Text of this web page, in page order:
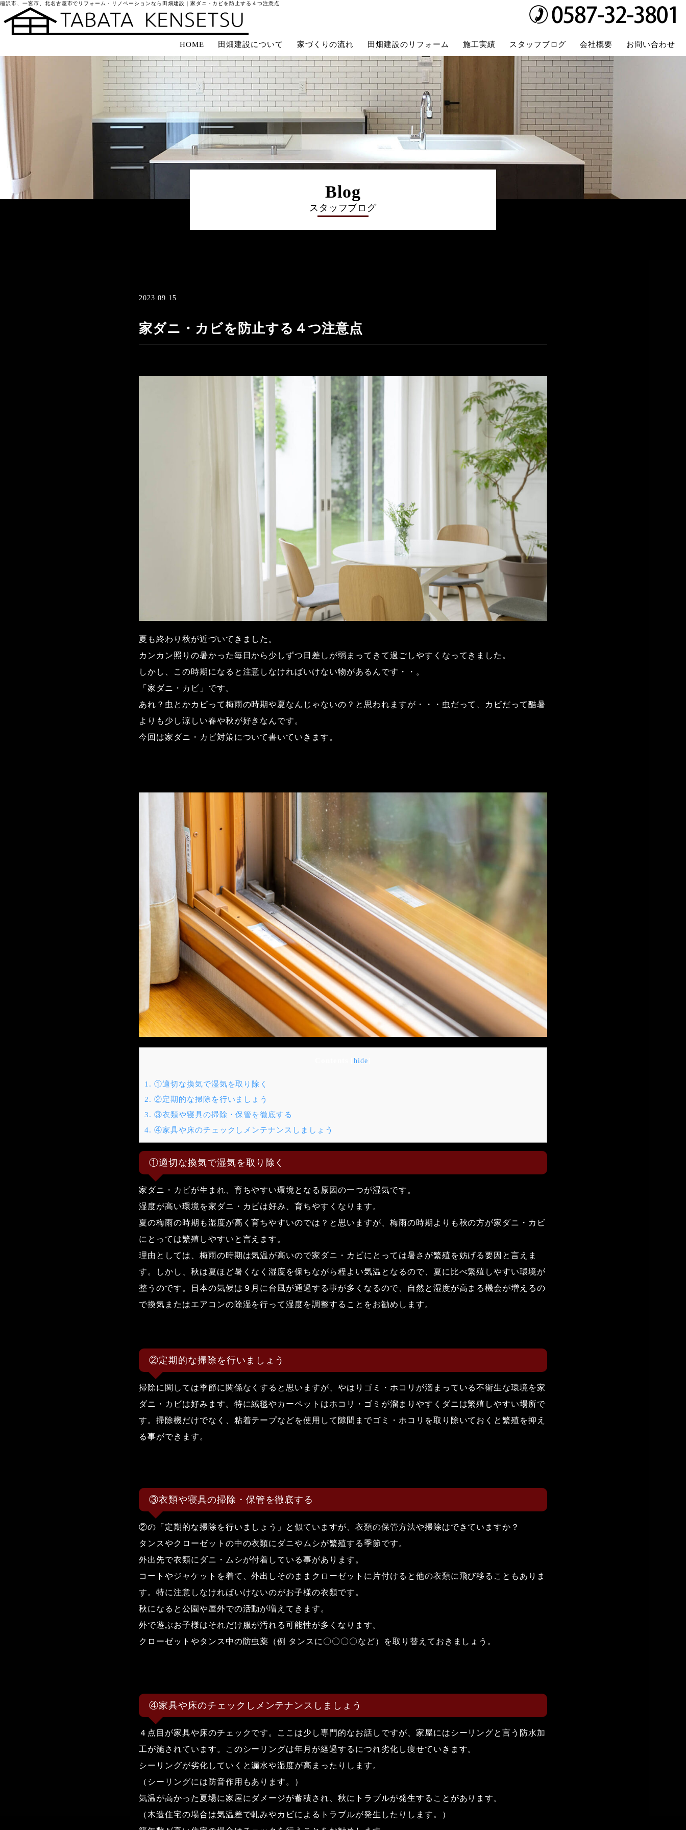
稲沢市、一宮市、北名古屋市でリフォーム・リノベーションなら田畑建設｜家ダニ・カビを防止する４つ注意点
HOME 田畑建設について 家づくりの流れ 田畑建設のリフォーム 施工実績 スタッフブログ 会社概要 お問い合わせ
Blog
スタッフブログ
2023.09.15
家ダニ・カビを防止する４つ注意点
夏も終わり秋が近づいてきました。
カンカン照りの暑かった毎日から少しずつ日差しが弱まってきて過ごしやすくなってきました。
しかし、この時期になると注意しなければいけない物があるんです・・。
「家ダニ・カビ」です。
あれ？虫とかカビって梅雨の時期や夏なんじゃないの？と思われますが・・・虫だって、カビだって酷暑
よりも少し涼しい春や秋が好きなんです。
今回は家ダニ・カビ対策について書いていきます。
[hide
1. ①適切な換気で湿気を取り除く
2. ②定期的な掃除を行いましょう
3. ③衣類や寝具の掃除・保管を徹底する
4. ④家具や床のチェックしメンテナンスしましょう
①適切な換気で湿気を取り除く
家ダニ・カビが生まれ、育ちやすい環境となる原因の一つが湿気です。
湿度が高い環境を家ダニ・カビは好み、育ちやすくなります。
夏の梅雨の時期も湿度が高く育ちやすいのでは？と思いますが、梅雨の時期よりも秋の方が家ダニ・カビ
にとっては繁殖しやすいと言えます。
理由としては、梅雨の時期は気温が高いので家ダニ・カビにとっては暑さが繁殖を妨げる要因と言えま
す。しかし、秋は夏ほど暑くなく湿度を保ちながら程よい気温となるので、夏に比べ繁殖しやすい環境が
整うのです。日本の気候は９月に台風が通過する事が多くなるので、自然と湿度が高まる機会が増えるの
で換気またはエアコンの除湿を行って湿度を調整することをお勧めします。
②定期的な掃除を行いましょう
掃除に関しては季節に関係なくすると思いますが、やはりゴミ・ホコリが溜まっている不衛生な環境を家
ダニ・カビは好みます。特に絨毯やカーペットはホコリ・ゴミが溜まりやすくダニは繁殖しやすい場所で
す。掃除機だけでなく、粘着テープなどを使用して隙間までゴミ・ホコリを取り除いておくと繁殖を抑え
る事ができます。
③衣類や寝具の掃除・保管を徹底する
②の「定期的な掃除を行いましょう」と似ていますが、衣類の保管方法や掃除はできていますか？
タンスやクローゼットの中の衣類にダニやムシが繁殖する季節です。
外出先で衣類にダニ・ムシが付着している事があります。
コートやジャケットを着て、外出しそのままクローゼットに片付けると他の衣類に飛び移ることもありま
す。特に注意しなければいけないのがお子様の衣類です。
秋になると公園や屋外での活動が増えてきます。
外で遊ぶお子様はそれだけ服が汚れる可能性が多くなります。
クローゼットやタンス中の防虫薬（例 タンスに〇〇〇〇など）を取り替えておきましょう。
④家具や床のチェックしメンテナンスしましょう
４点目が家具や床のチェックです。ここは少し専門的なお話しですが、家屋にはシーリングと言う防水加
工が施されています。このシーリングは年月が経過するにつれ劣化し痩せていきます。
シーリングが劣化していくと漏水や湿度が高まったりします。
（シーリングには防音作用もあります。）
気温が高かった夏場に家屋にダメージが蓄積され、秋にトラブルが発生することがあります。
（木造住宅の場合は気温差で軋みやカビによるトラブルが発生したりします。）